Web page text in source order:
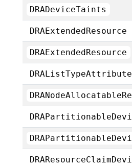
DRADeviceTaints
DRAExtendedResource
DRAExtendedResource